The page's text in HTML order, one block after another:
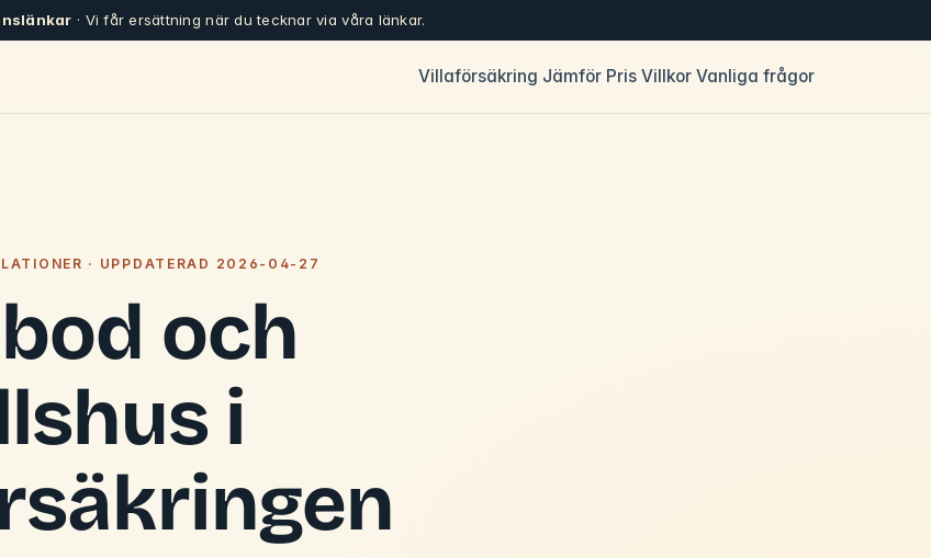
· Vi får ersättning när du tecknar via våra länkar.
Villaförsäkring Jämför Pris Villkor Vanliga frågor
· UPPDATERAD 2026-04-27
och
i